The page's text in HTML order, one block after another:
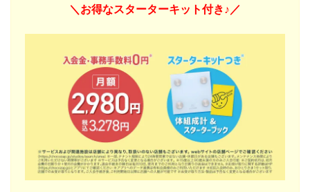
＼お得なスターターキット付き♪／